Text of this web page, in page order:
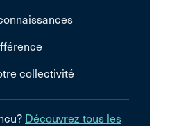
collectivité
Découvrez tous les